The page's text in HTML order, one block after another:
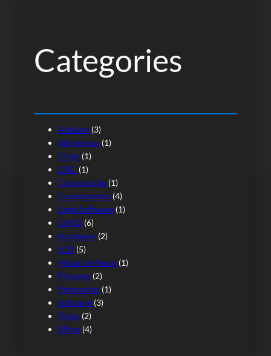
aCategories
Arduino (3)
Bibliotecas (1)
Chips (1)
CNC (1)
Comparação (1)
Componentes (4)
Eagle Software (1)
ESP32 (6)
Hardware (2)
LCD (5)
Motor de Passo (1)
Pinagem (2)
Protocolos (1)
Software (3)
Todas (2)
XPsys (4)